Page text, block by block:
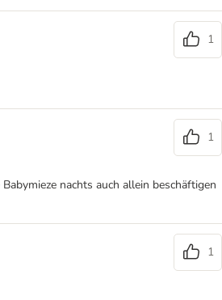
1
1
nachts auch allein beschäftigen
1